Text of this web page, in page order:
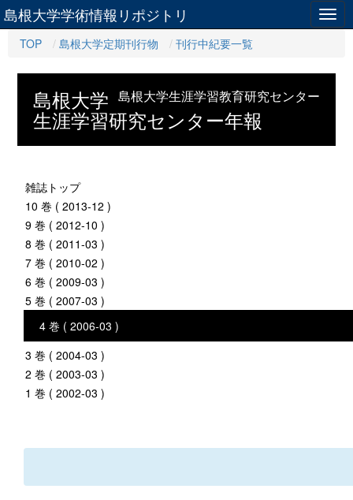
島根大学学術情報リポジトリ
TOP 島根大学定期刊行物 刊行中紀要一覧
島根大学生涯学習教育研究センター
島根大学
生涯学習研究センター年報
雑誌トップ
10 巻 ( 2013-12 )
9 巻 ( 2012-10 )
8 巻 ( 2011-03 )
7 巻 ( 2010-02 )
6 巻 ( 2009-03 )
5 巻 ( 2007-03 )
4 巻 ( 2006-03 )
3 巻 ( 2004-03 )
2 巻 ( 2003-03 )
1 巻 ( 2002-03 )